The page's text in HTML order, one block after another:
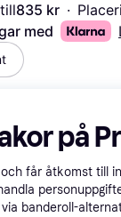
till835 kr ·
med
på
får åtkomst till
banderoll-